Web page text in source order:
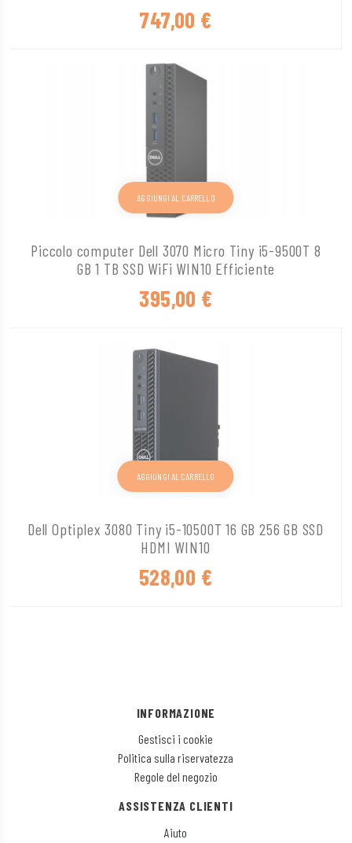
747,00 €
Piccolo computer Dell 3070 Micro Tiny i5-9500T 8
GB 1 TB SSD WiFi WIN10 Efficiente
395,00 €
AGGIUNGI AL CARRELLO
Dell Optiplex 3080 Tiny i5-10500T 16 GB 256 GB SSD
HDMI WIN10
528,00 €
AGGIUNGI AL CARRELLO
INFORMAZIONE
Gestisci i cookie
Politica sulla riservatezza
Regole del negozio
ASSISTENZA CLIENTI
Aiuto